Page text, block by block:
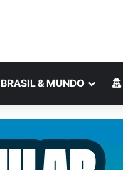
BRASIL & MUNDO